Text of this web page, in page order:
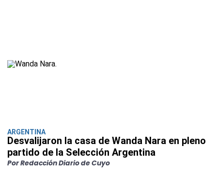
ARGENTINA
Desvalijaron la casa de Wanda Nara en pleno
partido de la Selección Argentina
Por Redacción Diario de Cuyo